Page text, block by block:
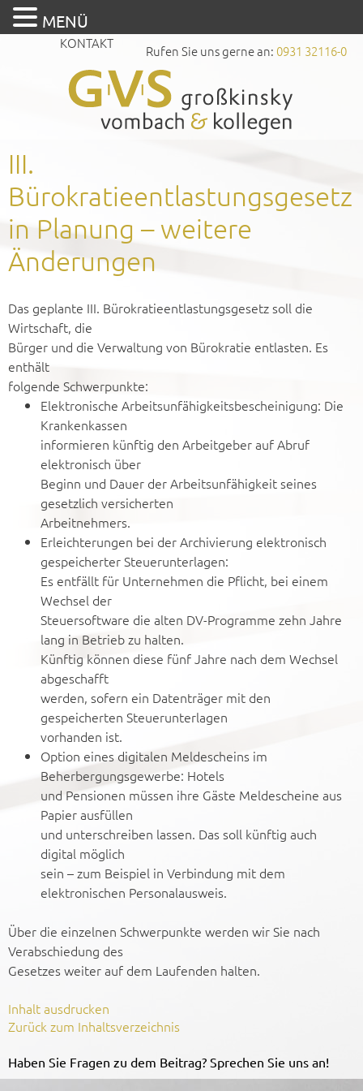
Rufen Sie uns gerne an: 0931 32116-0
KONTAKT
III.
Bürokratieentlastungsgesetz
in Planung – weitere
Änderungen
Das geplante III. Bürokratieentlastungsgesetz soll die
Wirtschaft, die
Bürger und die Verwaltung von Bürokratie entlasten. Es
enthält
folgende Schwerpunkte:
Elektronische Arbeitsunfähigkeitsbescheinigung: Die
Krankenkassen
informieren künftig den Arbeitgeber auf Abruf
elektronisch über
Beginn und Dauer der Arbeitsunfähigkeit seines
gesetzlich versicherten
Arbeitnehmers.
Erleichterungen bei der Archivierung elektronisch
gespeicherter Steuerunterlagen:
Es entfällt für Unternehmen die Pflicht, bei einem
Wechsel der
Steuersoftware die alten DV-Programme zehn Jahre
lang in Betrieb zu halten.
Künftig können diese fünf Jahre nach dem Wechsel
abgeschafft
werden, sofern ein Datenträger mit den
gespeicherten Steuerunterlagen
vorhanden ist.
Option eines digitalen Meldescheins im
Beherbergungsgewerbe: Hotels
und Pensionen müssen ihre Gäste Meldescheine aus
Papier ausfüllen
und unterschreiben lassen. Das soll künftig auch
digital möglich
sein – zum Beispiel in Verbindung mit dem
elektronischen Personalausweis.
Über die einzelnen Schwerpunkte werden wir Sie nach
Verabschiedung des
Gesetzes weiter auf dem Laufenden halten.
Inhalt ausdrucken
Zurück zum Inhaltsverzeichnis
Haben Sie Fragen zu dem Beitrag? Sprechen Sie uns an!
MENÜ